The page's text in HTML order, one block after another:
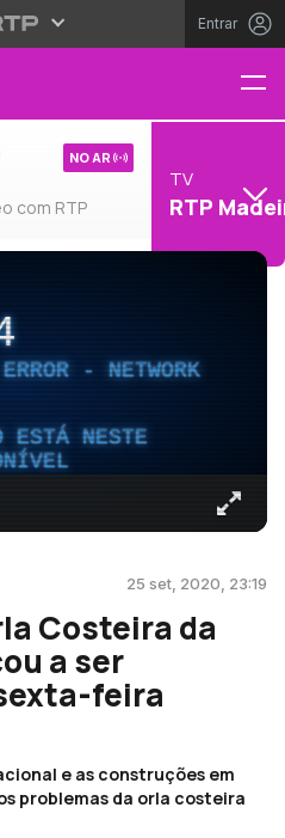
Entrar
com RTP
NO AR
TV
RTP
- NETWORK
ESTÁ NESTE
25 set, 2020, 23:19
Costeira da
a ser
feira
e as construções em
problemas da orla costeira